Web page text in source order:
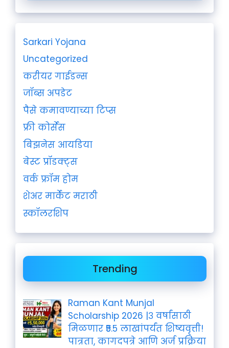
Sarkari Yojana
Uncategorized
करीयर गाईडन्स
जॉब्स अपडेट
पैसे कमावण्याच्या टिप्स
फ्री कोर्सेस
बिझनेस आयडिया
बेस्ट प्रॉडक्ट्स
वर्क फ्रॉम होम
शेअर मार्केट मराठी
स्कॉलरशिप
Trending
Raman Kant Munjal
Scholarship 2026 |३ वर्षांसाठी
मिळणार ₹5.5 लाखांपर्यंत शिष्यवृत्ती!
पात्रता, कागदपत्रे आणि अर्ज प्रक्रिया